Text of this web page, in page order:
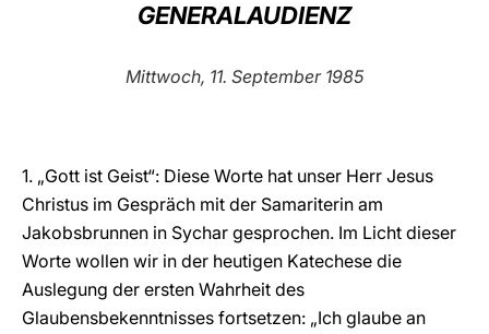
中文
LATINE
GENERALAUDIENZ
Mittwoch, 11. September 1985
1. „Gott ist Geist“: Diese Worte hat unser Herr Jesus
Christus im Gespräch mit der Samariterin am
Jakobsbrunnen in Sychar gesprochen. Im Licht dieser
Worte wollen wir in der heutigen Katechese die
Auslegung der ersten Wahrheit des
Glaubensbekenntnisses fortsetzen: „Ich glaube an